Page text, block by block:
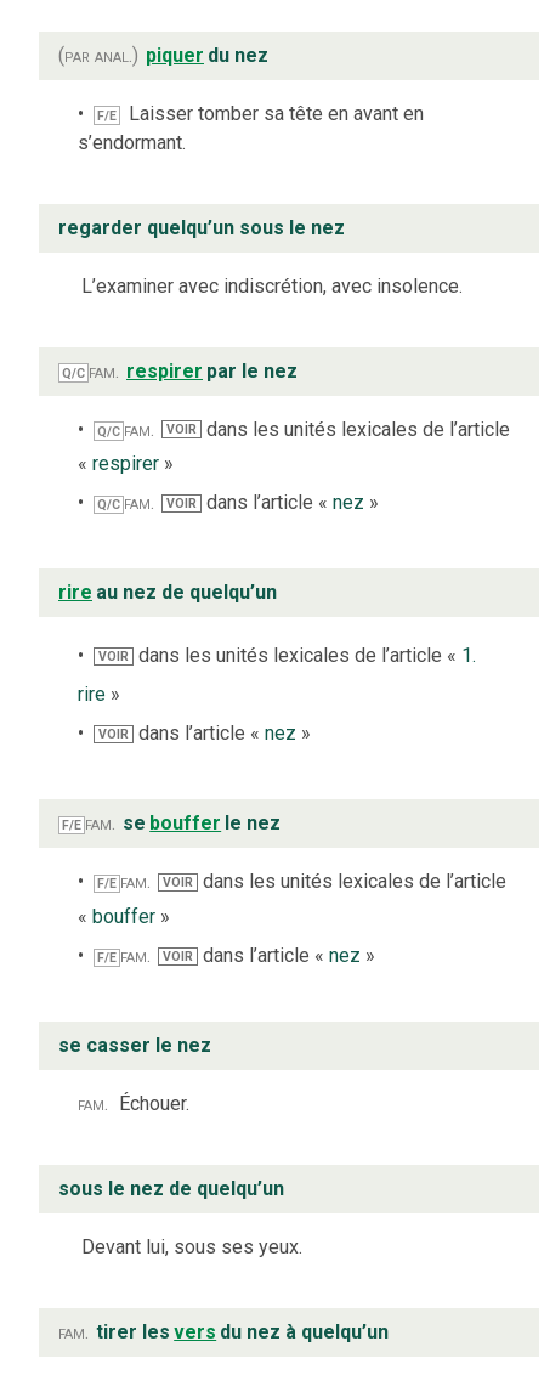
(par anal.) piquer du nez
F/E
Laisser tomber sa tête en avant en
s’endormant.
regarder quelqu’un sous le nez
L’examiner avec indiscrétion, avec insolence.
Q/C fam. respirer par le nez
Q/C fam. VOIR
dans les unités lexicales de l’article
« respirer »
Q/C fam. VOIR dans l’article «nez »
rire au nez de quelqu’un
VOIR dans les unités lexicales de l’article « 1.
rire »
VOIR dans l’article «nez »
F/E fam. se bouffer le nez
F/E fam. VOIR
dans les unités lexicales de l’article
« bouffer »
F/E fam. VOIR dans l’article «nez »
se casser le nez
fam. Échouer.
sous le nez de quelqu’un
Devant lui, sous ses yeux.
fam. tirer les vers du nez à quelqu’un